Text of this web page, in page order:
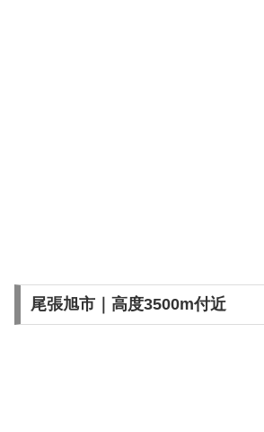
尾張旭市｜高度3500m付近